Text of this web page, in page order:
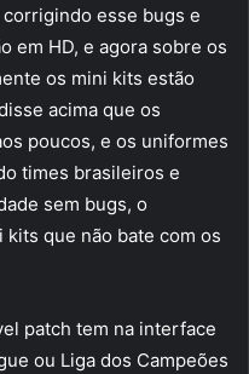
esse bugs e
em HD, e agora sobre os
os mini kits estão
acima que os
poucos, e os uniformes
times brasileiros e
sem bugs, o
que não bate com os
patch tem na interface
ou Liga dos Campeões